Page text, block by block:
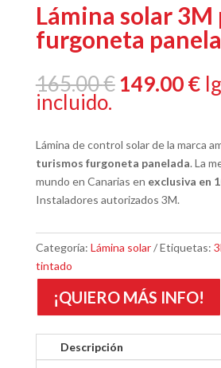
Lámina solar 3M
furgoneta
165.00€ El
era:
165.00 €.
149.00€El
incluido.
Lámina de control solar de la marca
turismos furgoneta panelada. La
mundo en Canarias en exclusiva en
Instaladores autorizados 3M.
Categoría: Lámina solar Etiquetas:
tintado
¡QUIERO MÁS INFO!
Descripción